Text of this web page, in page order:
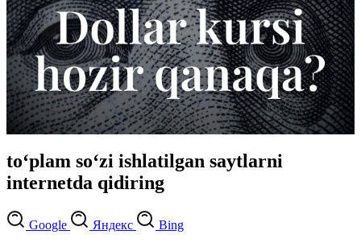
to‘plam so‘zi ishlatilgan saytlarni
internetda qidiring
Google Яндекс Bing